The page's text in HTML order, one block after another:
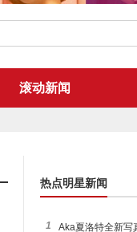
滚动新闻
热点明星新闻
1 Aka夏洛特全新写